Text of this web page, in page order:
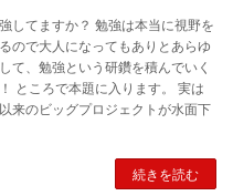
してますか？ 勉強は本当に視野を
ので大人になってもありとあらゆ
て、勉強という研鑽を積んでいく
ところで本題に入ります。 実は
来のビッグプロジェクトが水面下
続きを読む